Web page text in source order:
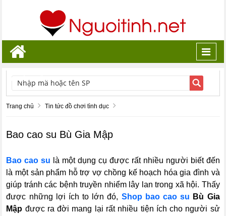
TÌM KIẾM
Trang chủ Tin tức đồ chơi tình dục
Bao cao su Bù Gia Mập
Bao cao su là một dụng cụ được rất nhiều người biết đến
là một sản phẩm hỗ trợ vợ chồng kế hoạch hóa gia đình và
giúp tránh các bệnh truyền nhiểm lây lan trong xã hội. Thấy
được những lợi ích to lớn đó, Shop bao cao su Bù Gia
Mập được ra đời mang lại rất nhiều tiện ích cho người sử